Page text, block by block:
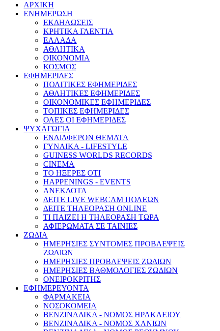
ΑΡΧΙΚΗ
ΕΝΗΜΕΡΩΣΗ
ΕΚΔΗΛΩΣΕΙΣ
ΚΡΗΤΙΚΑ ΓΛΕΝΤΙΑ
ΕΛΛΑΔΑ
ΑΘΛΗΤΙΚΑ
ΟΙΚΟΝΟΜΙΑ
ΚΟΣΜΟΣ
ΕΦΗΜΕΡΙΔΕΣ
ΠΟΛΙΤΙΚΕΣ ΕΦΗΜΕΡΙΔΕΣ
ΑΘΛΗΤΙΚΕΣ ΕΦΗΜΕΡΙΔΕΣ
ΟΙΚΟΝΟΜΙΚΕΣ ΕΦΗΜΕΡΙΔΕΣ
ΤΟΠΙΚΕΣ ΕΦΗΜΕΡΙΔΕΣ
ΟΛΕΣ ΟΙ ΕΦΗΜΕΡΙΔΕΣ
ΨΥΧΑΓΩΓΙΑ
ΕΝΔΙΑΦΕΡΟΝ ΘΕΜΑΤΑ
ΓΥΝΑΙΚΑ - LIFESTYLE
GUINESS WORLDS RECORDS
CINEMA
ΤΟ ΗΞΕΡΕΣ ΟΤΙ
HAPPENINGS - EVENTS
ΑΝΕΚΔΟΤΑ
ΔΕΙΤΕ LIVE WEBCAM ΠΟΛΕΩΝ
ΔΕΙΤΕ ΤΗΛΕΟΡΑΣΗ ONLINE
ΤΙ ΠΑΙΖΕΙ Η ΤΗΛΕΟΡΑΣΗ ΤΩΡΑ
ΑΦΙΕΡΩΜΑΤΑ ΣΕ ΤΑΙΝΙΕΣ
ΖΩΔΙΑ
ΗΜΕΡΗΣΙΕΣ ΣΥΝΤΟΜΕΣ ΠΡΟΒΛΕΨΕΙΣ
ΖΩΔΙΩΝ
ΗΜΕΡΗΣΙΕΣ ΠΡΟΒΛΕΨΕΙΣ ΖΩΔΙΩΝ
ΗΜΕΡΗΣΙΕΣ ΒΑΘΜΟΛΟΓΙΕΣ ΖΩΔΙΩΝ
ΟΝΕΙΡΟΚΡΙΤΗΣ
ΕΦΗΜΕΡΕΥΟΝΤΑ
ΦΑΡΜΑΚΕΙΑ
ΝΟΣΟΚΟΜΕΙΑ
ΒΕΝΖΙΝΑΔΙΚΑ - ΝΟΜΟΣ ΗΡΑΚΛΕΙΟΥ
ΒΕΝΖΙΝΑΔΙΚΑ - ΝΟΜΟΣ ΧΑΝΙΩΝ